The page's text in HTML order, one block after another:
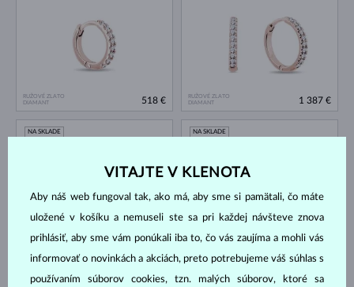
RUŽOVÉ ZLATO
DIAMANT
518 €
RUŽOVÉ ZLATO
DIAMANT
1 387 €
RUŽOVÉ ZLATO
NA SKLADE
RUŽOVÉ ZLATO
NA SKLADE
VITAJTE V KLENOTA
Aby náš web fungoval tak, ako má, aby sme si pamätali, čo máte
uložené v košíku a nemuseli ste sa pri každej návšteve znova
prihlásiť, aby sme vám ponúkali iba to, čo vás zaujíma a mohli vás
informovať o novinkách a akciách, preto potrebujeme váš súhlas s
používaním súborov cookies, tzn. malých súborov, ktoré sa